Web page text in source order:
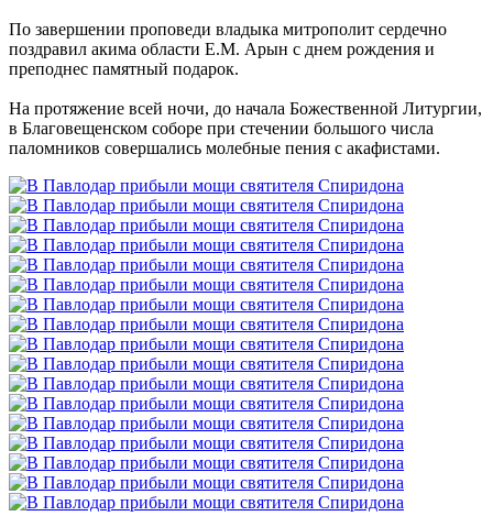
По завершении проповеди владыка митрополит сердечно
поздравил акима области Е.М. Арын с днем рождения и
преподнес памятный подарок.
На протяжение всей ночи, до начала Божественной Литургии,
в Благовещенском соборе при стечении большого числа
паломников совершались молебные пения с акафистами.